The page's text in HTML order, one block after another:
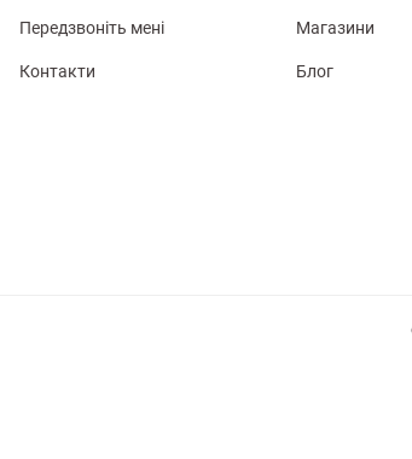
Передзвоніть мені
Контакти
Магазини
Блог